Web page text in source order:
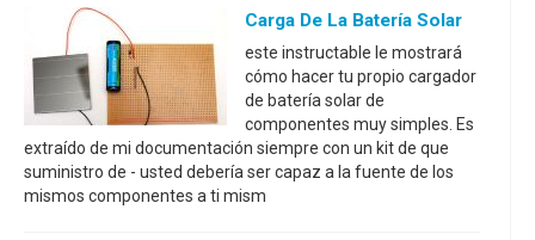
Carga De La Batería Solar
este instructable le mostrará
cómo hacer tu propio cargador
de batería solar de
componentes muy simples. Es
extraído de mi documentación siempre con un kit de que
suministro de - usted debería ser capaz a la fuente de los
mismos componentes a ti mism